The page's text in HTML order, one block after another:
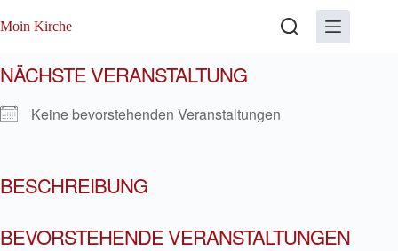
Inhalt
Moin Kirche
NÄCHSTE VERANSTALTUNG
Keine bevorstehenden Veranstaltungen
BESCHREIBUNG
BEVORSTEHENDE VERANSTALTUNGEN